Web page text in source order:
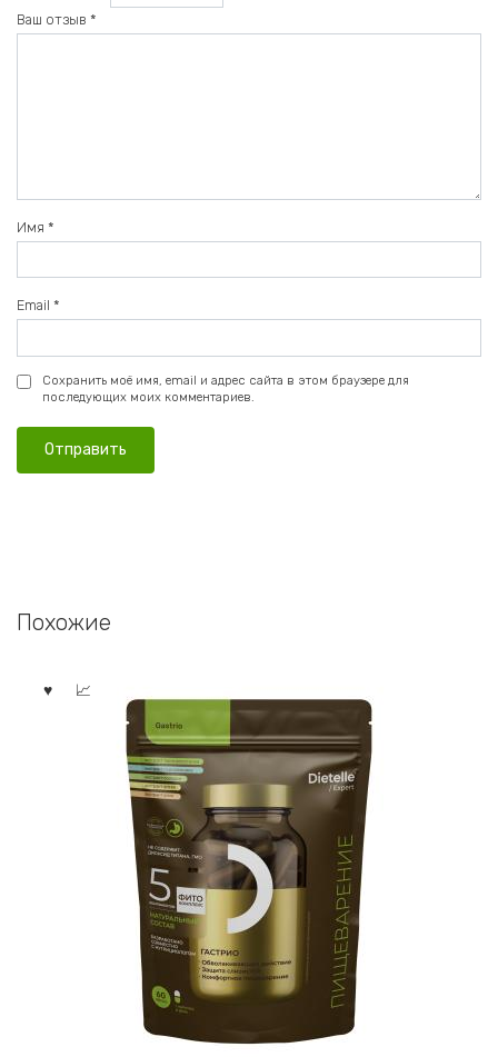
Ваш отзыв *
Имя *
Email *
Сохранить моё имя, email и адрес сайта в этом браузере для
последующих моих комментариев.
Похожие